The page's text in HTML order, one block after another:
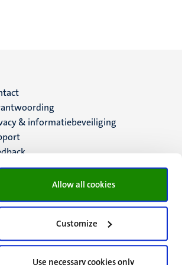
Allow all cookies
Customize
Use necessary cookies only
& informatiebeveiliging